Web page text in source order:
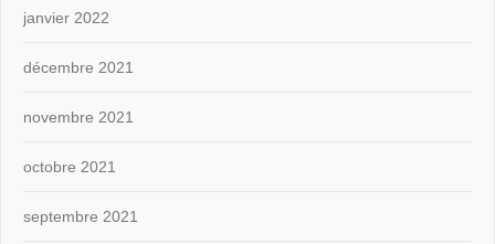
janvier 2022
décembre 2021
novembre 2021
octobre 2021
septembre 2021